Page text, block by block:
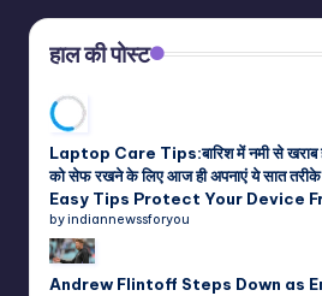
हाल की पोस्ट
Laptop Care Tips:बारिश में नमी से खराब
को सेफ रखने के लिए आज ही अपनाएं ये सात
Easy Tips Protect Your Device
by indiannewssforyou
Andrew Flintoff Steps Down as